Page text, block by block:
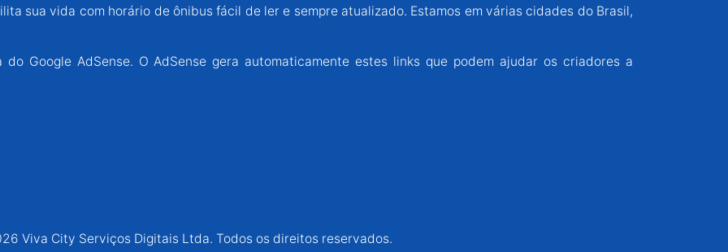
sua vida com horário de ônibus fácil de ler e sempre atualizado. Estamos em várias cidades do Brasil,
Google AdSense. O AdSense gera automaticamente estes links que podem ajudar os criadores a
Viva City Serviços Digitais Ltda. Todos os direitos reservados.